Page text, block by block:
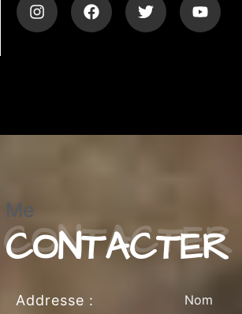
Me
CONTACTER
Addresse : Nom